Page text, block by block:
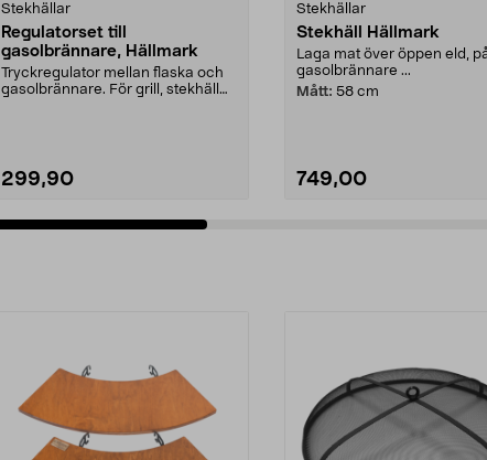
Stekhällar
Regulatorset till
gasolbrännare, Hällmark
Tryckregulator mellan flaska och
gasolbrännare. För grill, stekhäll
299,90
Stekhällar
Stekhäll Hällmark
Laga mat över öppen eld,
gasolbrännare ...
Mått: 58 cm
749,00